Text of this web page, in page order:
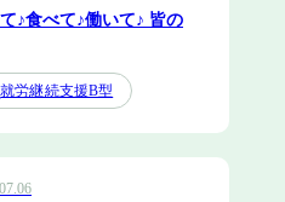
♪食べて♪働いて♪ 皆の
就労継続支援B型